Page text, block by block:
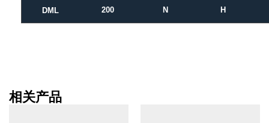
DML 200 N H
相关产品